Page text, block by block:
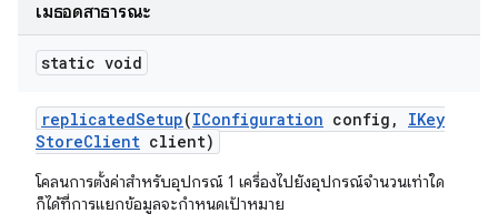
เมธอดสาธารณะ
static void
replicatedSetup(IConfiguration config ,
IKey
StoreClient client)
โคลนการตั้งค่าสำหรับอุปกรณ์ 1 เครื่องไปยังอุปกรณ์จำนวนเท่าใด
ก็ได้ที่การแยกข้อมูลจะกำหนดเป้าหมาย